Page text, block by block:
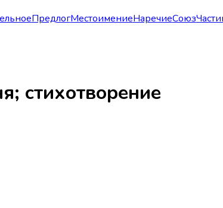
ПредлогМестоимениеНаречиеСоюз
стихотворение